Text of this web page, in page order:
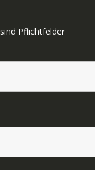
sind Pflichtfelder